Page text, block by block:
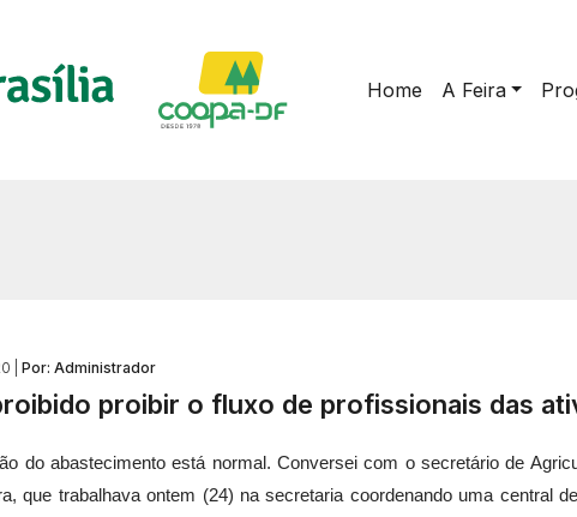
Home A Feira
| Por: Administrador
proibir o fluxo de profissionais das
do abastecimento está normal. Conversei com o secretário de
que trabalhava ontem (24) na secretaria coordenando uma central